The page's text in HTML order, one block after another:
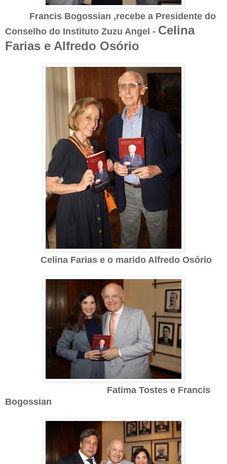
Francis Bogossian ,recebe a Presidente do
Conselho do Instituto Zuzu Angel - Celina
Farias e Alfredo Osório
Celina Farias e o marido Alfredo Osório
Fatima Tostes e Francis
Bogossian